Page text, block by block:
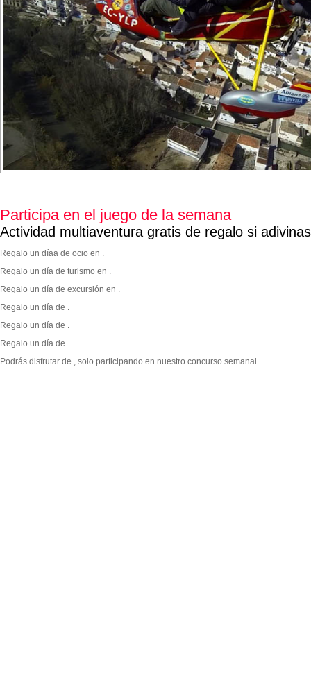
Participa en el juego de la semana
Actividad multiaventura gratis de regalo si
Regalo un díaa de ocio en .
Regalo un día de turismo en .
Regalo un día de excursión en .
Regalo un día de .
Regalo un día de .
Regalo un día de .
Podrás disfrutar de , solo participando en nuestro concurso semanal